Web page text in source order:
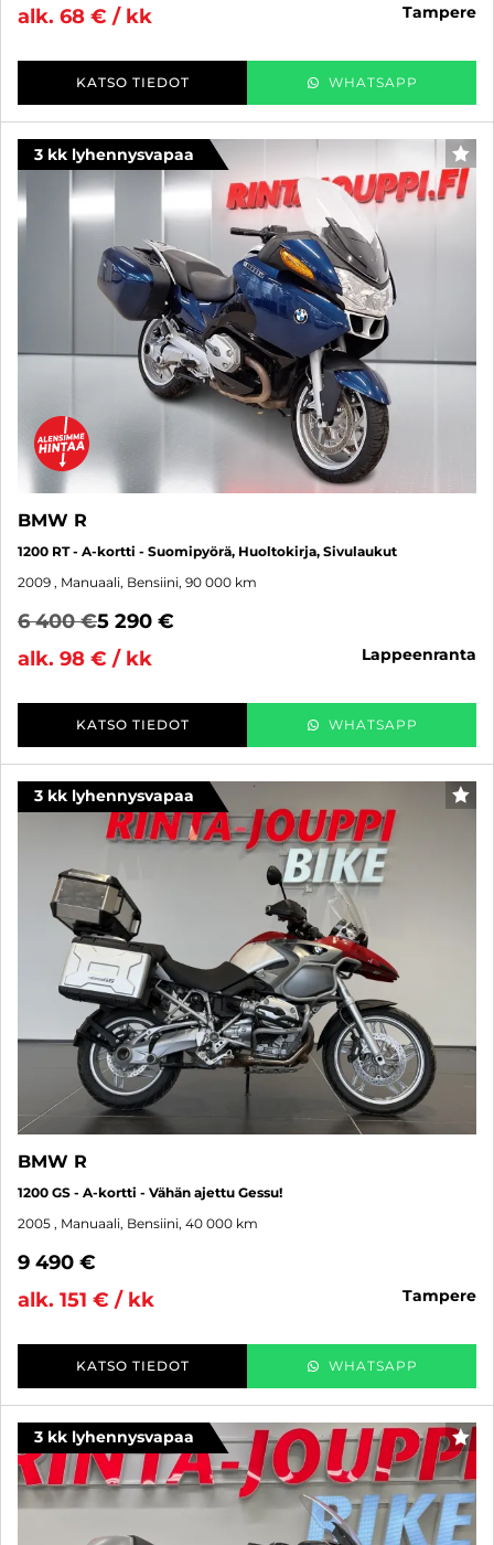
alk. 68 € / kk
tampere
KATSO TIEDOT WHATSAPP
3 kk lyhennysvapaa
BMW R
1200 RT - A-kortti - Suomipyörä, Huoltokirja, Sivulaukut
2009 , Manuaali, Bensiini, 90 000 km
6 400 €5 290 €
alk. 98 € / kk
lappeenranta
KATSO TIEDOT WHATSAPP
3 kk lyhennysvapaa
BMW R
1200 GS - A-kortti - Vähän ajettu Gessu!
2005 , Manuaali, Bensiini, 40 000 km
9 490 €
alk. 151 € / kk
tampere
KATSO TIEDOT WHATSAPP
3 kk lyhennysvapaa